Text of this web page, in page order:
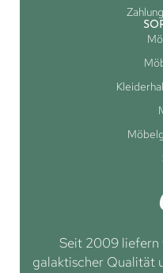
Seit 2009 liefern
galaktischer Qualität